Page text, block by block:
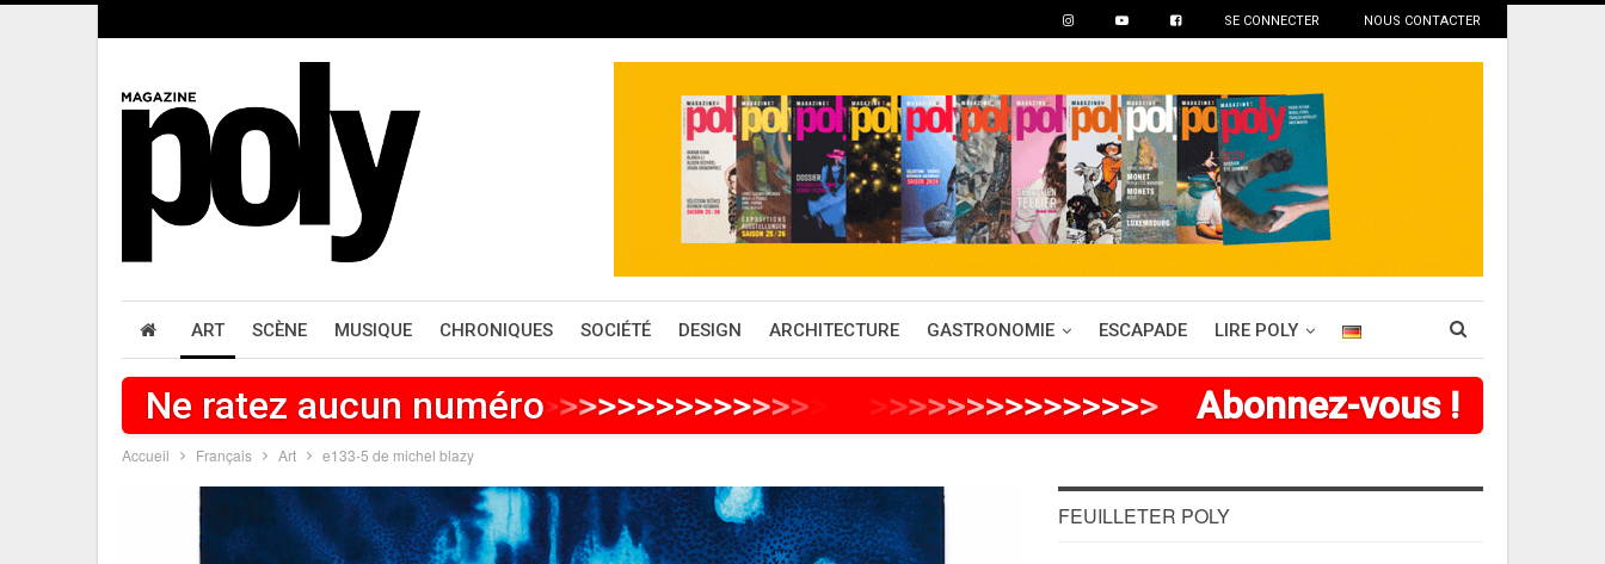
SE CONNECTER NOUS CONTACTER
ART SCÈNE MUSIQUE CHRONIQUES SOCIÉTÉ DESIGN ARCHITECTURE GASTRONOMIE ESCAPADE LIRE POLY
Ne ratez aucun numéro>>>>>>>>>>>>>> >>>>>> >>>>>>>> Abonnez-vous !
Accueil Français Art e133-5 de michel blazy
FEUILLETER POLY